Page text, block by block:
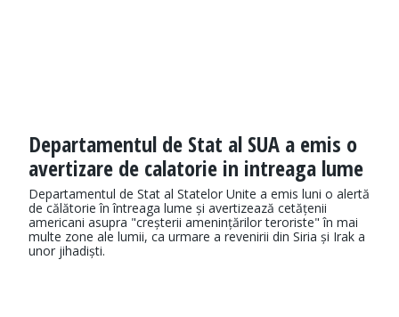
Departamentul de Stat al SUA a emis o
avertizare de calatorie in intreaga lume
Departamentul de Stat al Statelor Unite a emis luni o alertă
de călătorie în întreaga lume și avertizează cetățenii
americani asupra "creșterii amenințărilor teroriste" în mai
multe zone ale lumii, ca urmare a revenirii din Siria și Irak a
unor jihadiști.